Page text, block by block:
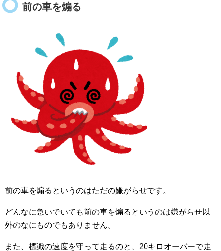
前の車を煽る
前の車を煽るというのはただの嫌がらせです。
どんなに急いでいても前の車を煽るというのは嫌がらせ以
外のなにものでもありません。
また、標識の速度を守って走るのと、20キロオーバーで走